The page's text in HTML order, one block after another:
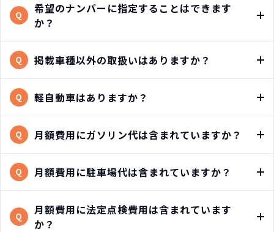
Q
希望のナンバーに指定することはできます
か？
Q 掲載車種以外の取扱いはありますか？
Q 軽自動車はありますか？
Q 月額費用にガソリン代は含まれていますか？
Q 月額費用に駐車場代は含まれていますか？
Q
月額費用に法定点検費用は含まれています
か？